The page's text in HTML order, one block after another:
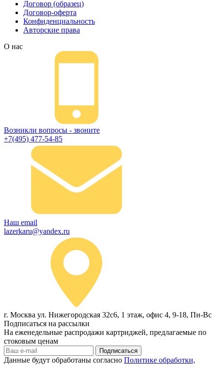
Договор (образец)
Договор-оферта
Конфиденциальность
Авторские права
О нас
Возникли вопросы - звоните
+7(495) 477-54-85
Наш email
lazerkaru@yandex.ru
г. Москва ул. Нижегородская 32с6, 1 этаж, офис 4, 9-18, Пн-Вс
Подписаться на рассылки
На еженедельные распродажи картриджей, предлагаемые по
стоковым ценам
Подписаться
Данные будут обработаны согласно Политике обработки,